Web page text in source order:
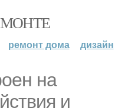
ремонт дома дизайн
на
и